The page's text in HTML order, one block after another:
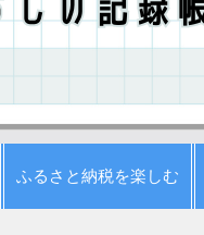
ふるさと納税を楽しむ